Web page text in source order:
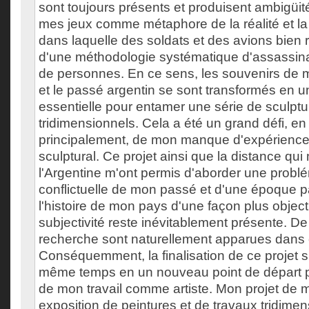
sont toujours présents et produisent
mes jeux comme métaphore de la réalité et
dans laquelle des soldats et des avions bien
d'une méthodologie systématique
de personnes. En ce sens, les souvenirs de
et le passé argentin se sont transformés en
essentielle pour entamer une série de
tridimensionnels. Cela a été un grand défi,
principalement, de mon manque
sculptural. Ce projet ainsi que la distance qui
l'Argentine m'ont permis d'aborder une
conflictuelle de mon passé et d'une époque
l'histoire de mon pays d'une façon plus
subjectivité reste inévitablement présente.
recherche sont naturellement apparues dans
Conséquemment, la finalisation de ce projet
même temps en un nouveau point de départ
de mon travail comme artiste. Mon projet de
exposition de peintures et de travaux